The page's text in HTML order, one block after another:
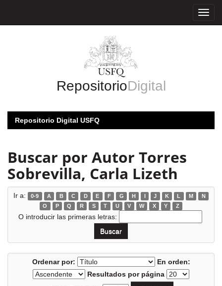
RepositorioDigital
Repositorio Digital USFQ
Buscar por Autor Torres
Sobrevilla, Carla Lizeth
Ir a: 0-9 A B C D E F G H I J K L M
N
O
P Q R S T U V W X Y Z
O introducir las primeras letras:
Ordenar por:
En orden:
Resultados por página